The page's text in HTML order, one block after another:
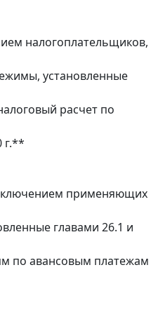
налогоплательщиков,
установленные
расчет по
г.**
применяющих
главами 26.1 и
по авансовым платежам